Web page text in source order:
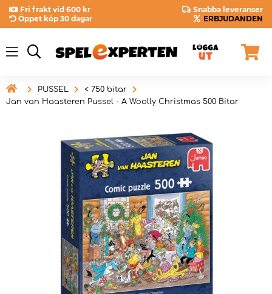
Fri frakt vid 600 kr
Snabba leveranser
Öppet köp 30 dagar
ERBJUDANDEN
 PUSSEL
< 750 bitar
Jan van Haasteren Pussel - A Woolly Christmas 500 Bitar